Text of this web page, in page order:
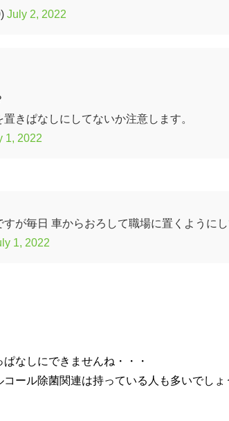
July 2, 2022
きぱなしにしてないか注意します。
1, 2022
が毎日 車からおろして職場に置くように
1, 2022
なしにできませんね・・・
ール除菌関連は持っている人も多いでし